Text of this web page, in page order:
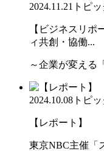
2024.11.21 トピ
【ビジネスリポ
ィ共創・協働...
～企業が変える
2024.10.08 トピ
【レポート】
東京NBC主催「